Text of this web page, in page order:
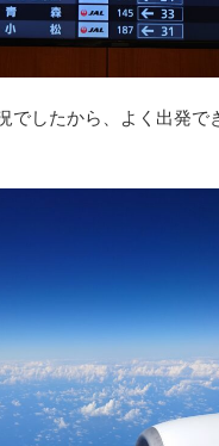
でしたから、よく出発で